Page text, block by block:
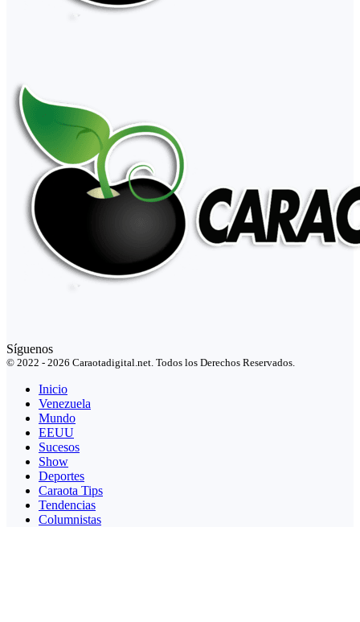
Síguenos
© 2022 - 2026 Caraotadigital.net. Todos los Derechos Reservados.
Inicio
Venezuela
Mundo
EEUU
Sucesos
Show
Deportes
Caraota Tips
Tendencias
Columnistas